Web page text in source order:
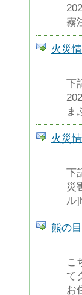
霧
火災
下
ま
火災
下
災
ル
熊の
こ
て
お